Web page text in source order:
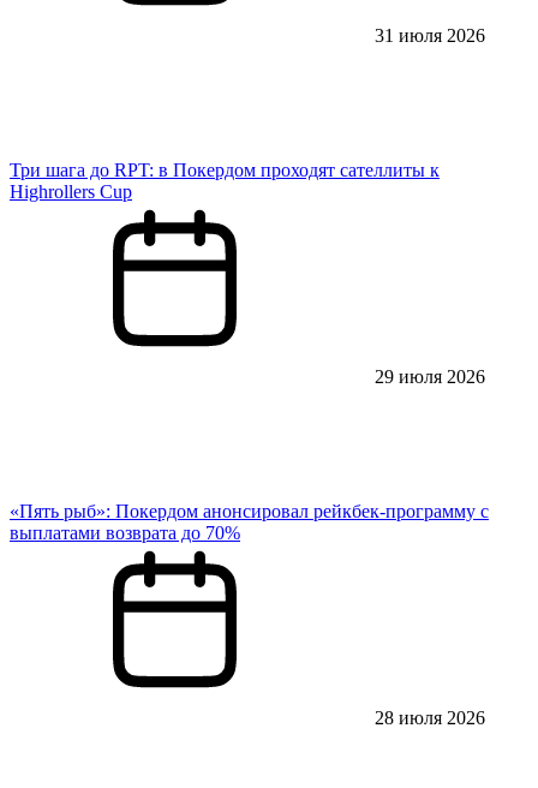
31 июля 2026
Три шага до RPT: в Покердом проходят сателлиты к
Highrollers Cup
29 июля 2026
«Пять рыб»: Покердом анонсировал рейкбек-программу с
выплатами возврата до 70%
28 июля 2026